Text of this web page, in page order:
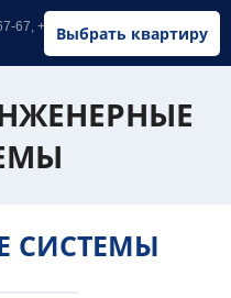
Выбрать квартиру
67, +7 (902) 326-67-67
СИСТЕМЫ